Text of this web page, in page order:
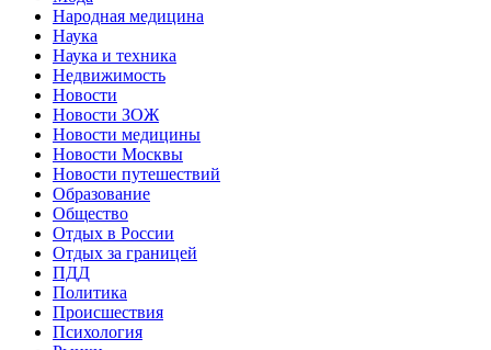
Народная медицина
Наука
Наука и техника
Недвижимость
Новости
Новости ЗОЖ
Новости медицины
Новости Москвы
Новости путешествий
Образование
Общество
Отдых в России
Отдых за границей
ПДД
Политика
Происшествия
Психология